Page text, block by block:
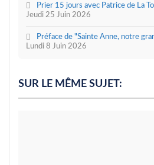
Jeudi 25 Juin 2026
Prier 15 jours avec Patrice de La
Lundi 8 Juin 2026
Préface de "Sainte Anne, notre
SUR LE MÊME SUJET: